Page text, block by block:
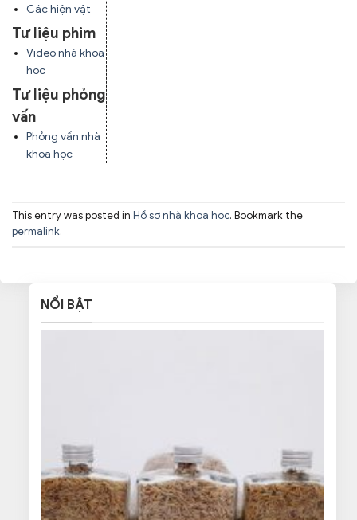
Các hiện vật
Tư liệu phim
Video nhà khoa
học
Tư liệu phỏng
vấn
Phỏng vấn nhà
khoa học
This entry was posted in Hồ sơ nhà khoa học. Bookmark the
permalink.
NỔI BẬT